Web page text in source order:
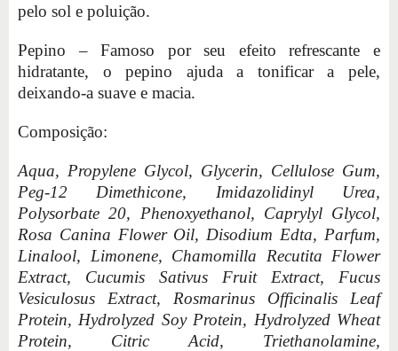
pelo sol e poluição.
Pepino – Famoso por seu efeito refrescante e
hidratante, o pepino ajuda a tonificar a pele,
deixando-a suave e macia.
Composição:
Aqua, Propylene Glycol, Glycerin, Cellulose Gum,
Peg-12 Dimethicone, Imidazolidinyl Urea,
Polysorbate 20, Phenoxyethanol, Caprylyl Glycol,
Rosa Canina Flower Oil, Disodium Edta, Parfum,
Linalool, Limonene, Chamomilla Recutita Flower
Extract, Cucumis Sativus Fruit Extract, Fucus
Vesiculosus Extract, Rosmarinus Officinalis Leaf
Protein, Hydrolyzed Soy Protein, Hydrolyzed Wheat
Protein, Citric Acid, Triethanolamine,